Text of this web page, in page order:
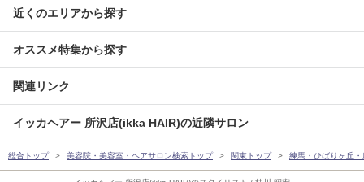
近くのエリアから探す
オススメ特集から探す
関連リンク
イッカヘアー 所沢店(ikka HAIR)の近隣サロン
総合トップ 美容院・美容室・ヘアサロン検索トップ 関東トップ 練馬・ひばりヶ丘